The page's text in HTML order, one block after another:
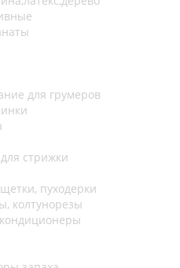
для грумеров
стрижки
пуходерки
колтунорезы